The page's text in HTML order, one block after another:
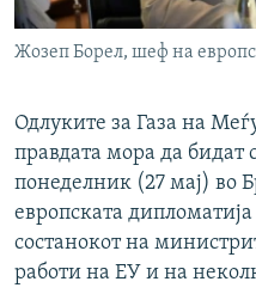
Жозеп Борел, шеф на
Одлуките за Газа на
правдата мора да бидат
понеделник (27 мај) во
европската
состанокот на
работи на ЕУ и на